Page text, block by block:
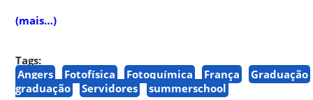
(mais…)
Tags:
Angers
Fotofísica Fotoquímica França
Graduação
graduação
Servidores summerschool